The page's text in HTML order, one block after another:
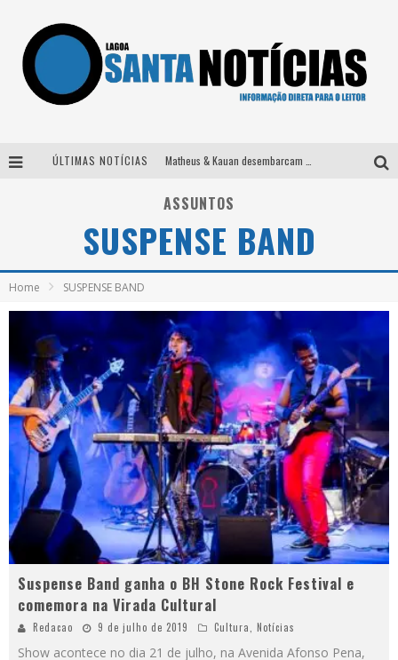
ÚLTIMAS NOTÍCIAS
Selo Moda Music confirma Bel Costa no palco Talentos da Terra do Pedro Leopoldo Rodeio Show
Após sair da KondZilla, DJ Danny Albuquerque inicia nova fase
ASSUNTOS
SUSPENSE BAND
Home SUSPENSE BAND
Suspense Band ganha o BH Stone Rock Festival e
comemora na Virada Cultural
Redacao 9 de julho de 2019 Cultura, Notícias
Show acontece no dia 21 de julho, na Avenida Afonso Pena,